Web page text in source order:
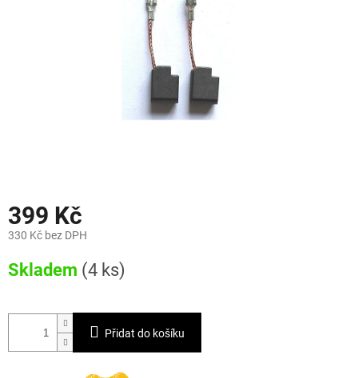
399 Kč
330 Kč bez DPH
cena:
Skladem (4 ks)
Přidat do košíku